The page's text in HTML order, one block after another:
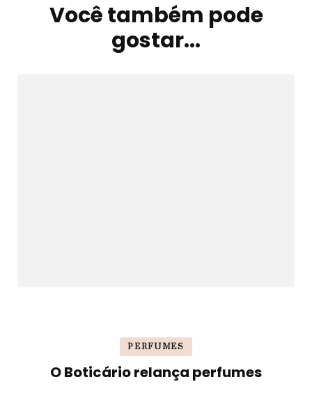
Você também pode
gostar...
PERFUMES
O Boticário relança perfumes